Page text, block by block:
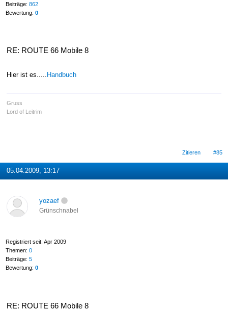
Beiträge: 862
Bewertung: 0
RE: ROUTE 66 Mobile 8
Hier ist es..... Handbuch
Gruss
Lord of Leitrim
Zitieren #85
05.04.2009, 13:17
yozaef
Grünschnabel
Registriert seit: Apr 2009
Themen: 0
Beiträge: 5
Bewertung: 0
RE: ROUTE 66 Mobile 8